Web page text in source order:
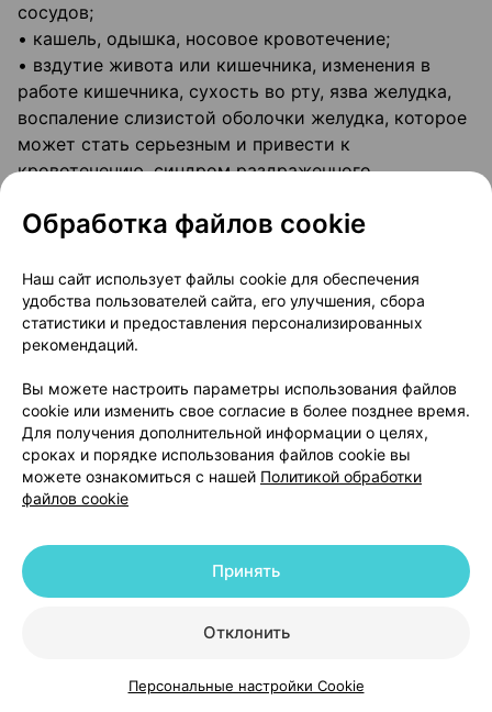
КаталогКорзинаИзбранноеПрофиль
сосудов;
• кашель, одышка, носовое кровотечение;
• вздутие живота или кишечника, изменения в
работе кишечника, сухость во рту, язва желудка,
воспаление слизистой оболочки желудка, которое
может стать серьезным и привести к
кровотечению, синдром раздраженного
• отек лица, кожная сыпь или кожный зуд,
• мышечные судороги/спазмы, мышечная боль/
скованность;
• высокий уровень калия в крови, изменения в
анализах крови или мочи, связанные с почками,
серьезные проблемы с почками;
• боль в груди.
Редко (могут возникать не более чем у 1 человека
из 1000):
реакция с отеком лица, губ, языка и/или горла,
которая может вызвать затруднение дыхания или
состоянием, требующим немедленной
анафилактоидные реакции, включая шок
Обработка файлов cookie
Наш сайт использует файлы cookie для обеспечения
удобства пользователей сайта, его улучшения, сбора
статистики и предоставления персонализированных
рекомендаций.
Вы можете настроить параметры использования файлов
cookie или изменить свое согласие в более позднее время.
Для получения дополнительной информации о целях,
сроках и порядке использования файлов cookie вы
можете ознакомиться с нашей Политикой обработки
файлов cookie
Отклонить
Принять
Персональные настройки Cookie